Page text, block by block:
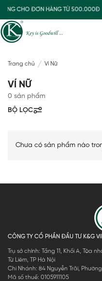
CHO ĐƠN HÀNG TỪ 500.000Đ
Trang chủ Ví Nữ
VÍ NỮ
0 sản phẩm
BỘ LỌC
Chưa có sản phẩm nào
CÔNG TY CỔ PHẦN ĐẦU TƯ K&G
Trụ sở chính: Tầng 11, Khối A, Tòa
Từ Liêm, TP Hà Nội
Chi Nhánh: 84 Nguyễn Trãi,
Mã số thuế: 0105911105